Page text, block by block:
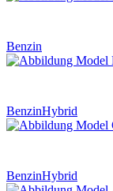
Benzin
BenzinHybrid
BenzinHybrid